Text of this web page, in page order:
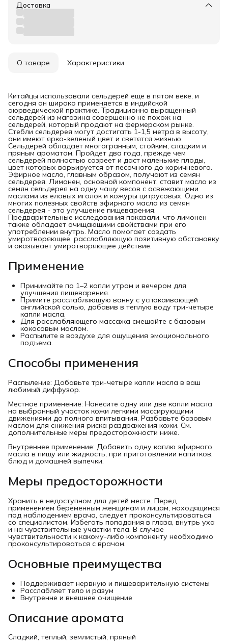
Доставка
О товаре Характеристики
Китайцы использовали сельдерей еще в пятом веке, и
сегодня он широко применяется в индийской
аюрведической практике. Традиционно выращенный
сельдерей из магазина совершенно не похож на
сельдерей, который продают на фермерском рынке.
Стебли сельдерея могут достигать 1-1,5 метра в высоту,
они имеют ярко-зеленый цвет и светятся жизнью.
Сельдерей обладает многогранным, стойким, сладким и
пряным ароматом. Пройдет два года, прежде чем
сельдерей полностью созреет и даст маленькие плоды,
цвет которых варьируется от песочного до коричневого.
Эфирное масло, главным образом, получают из семян
сельдерея. Лимонен, основной компонент, ставит масло из
семян сельдерея на одну чашу весов с освежающими
маслами из еловых иголок и кожуры цитрусовых. Одно из
многих полезных свойств эфирного масла из семян
сельдерея - это улучшение пищеварения.
Предварительные исследования показали, что лимонен
также обладает очищающими свойствами при его
употреблении внутрь. Масло помогает создать
умиротворяющее, расслабляющую позитивную обстановку
и оказывает умиротворяющее действие.
Применение
Принимайте по 1–2 капли утром и вечером для
улучшения пищеварения.
Примите расслабляющую ванну с успокаивающей
английской солью, добавив в теплую воду три-четыре
капли масла.
Для расслабляющего массажа смешайте с базовым
кокосовым маслом.
Распылите в воздухе для ощущения эмоционального
подъема.
Способы применения
Распыление: Добавьте три-четыре капли масла в ваш
любимый диффузор.
Местное применение: Нанесите одну или две капли масла
на выбранный участок кожи легкими массирующими
движениями до полного впитывания. Разбавьте базовым
маслом для снижения риска раздражения кожи. См.
дополнительные меры предосторожности ниже.
Внутреннее применение: Добавить одну каплю эфирного
масла в пищу или жидкость, при приготовлении напитков,
блюд и домашней выпечки.
Меры предосторожности
Хранить в недоступном для детей месте. Перед
применением беременным женщинам и лицам, находящимся
под наблюдением врача, следует проконсультироваться
со специалистом. Избегать попадания в глаза, внутрь уха
и на чувствительные участки тела. В случае
чувствительности к какому-либо компоненту необходимо
проконсультироваться с врачом.
Основные преимущества
Поддерживает нервную и пищеварительную системы
Расслабляет тело и разум
Внутренне и внешнее очищение
Описание аромата
Сладкий, теплый, землистый, пряный